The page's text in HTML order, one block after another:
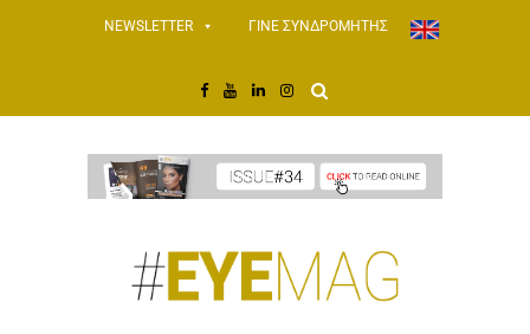
NEWSLETTER ΓΙΝΕ ΣΥΝΔΡΟΜΗΤΗΣ